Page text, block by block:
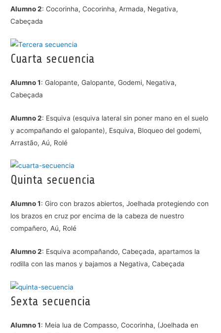
Alumno 2: Cocorinha, Cocorinha, Armada, Negativa,
Cabeçada
Cuarta secuencia
Alumno 1: Galopante, Galopante, Godemi, Negativa,
Cabeçada
Alumno 2: Esquiva (esquiva lateral sin poner mano en el suelo
y acompañando el galopante), Esquiva, Bloqueo del godemi,
Arrastão, Aú, Rolé
Quinta secuencia
Alumno 1: Giro con brazos abiertos, Joelhada protegiendo con
los brazos en cruz por encima de la cabeza de nuestro
compañero, Aú, Rolé
Alumno 2: Esquiva acompañando, Cabeçada, apartamos la
rodilla con las manos y bajamos a Negativa, Cabeçada
Sexta secuencia
Alumno 1: Meia lua de Compasso, Cocorinha, (Joelhada en